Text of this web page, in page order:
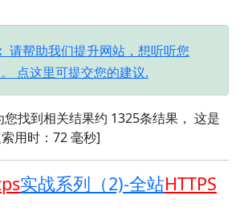
请帮助我们提升网站，想听听您
点这里可提交您的建议.
您找到相关结果约 1325条结果， 这是
用时：72 毫秒]
实战系列（2)-全站HTTPS